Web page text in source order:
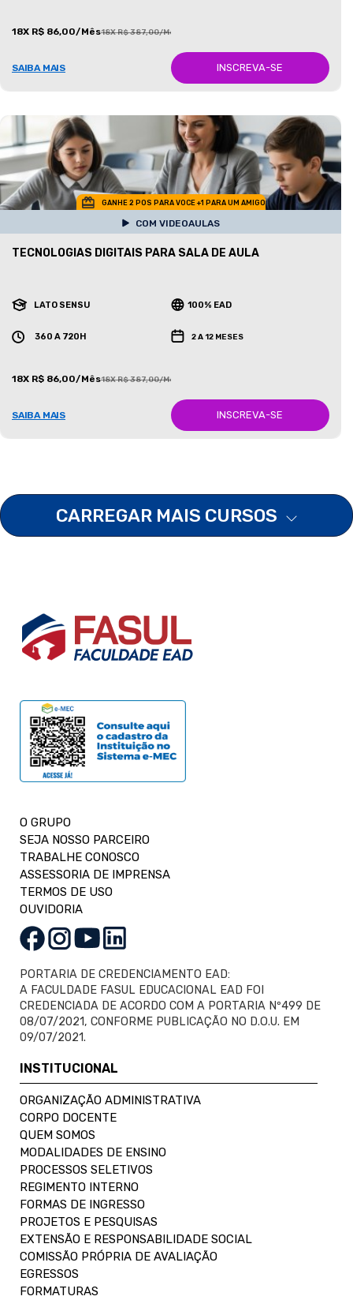
18X R$ 86,00/Mês18X R$ 387,00/Mês
SAIBA MAIS INSCREVA-SE
GANHE 2 POS PARA VOCE +1 PARA UM AMIGO
COM VIDEOAULAS
TECNOLOGIAS DIGITAIS PARA SALA DE AULA
LATO SENSU 100% EAD
360 A 720H 2 A 12 MESES
18X R$ 86,00/Mês18X R$ 387,00/Mês
SAIBA MAIS INSCREVA-SE
CARREGAR MAIS CURSOS
O GRUPO
SEJA NOSSO PARCEIRO
TRABALHE CONOSCO
ASSESSORIA DE IMPRENSA
TERMOS DE USO
OUVIDORIA
PORTARIA DE CREDENCIAMENTO EAD:
A FACULDADE FASUL EDUCACIONAL EAD FOI
CREDENCIADA DE ACORDO COM A PORTARIA Nº499 DE
08/07/2021, CONFORME PUBLICAÇÃO NO D.O.U. EM
09/07/2021.
INSTITUCIONAL
ORGANIZAÇÃO ADMINISTRATIVA
CORPO DOCENTE
QUEM SOMOS
MODALIDADES DE ENSINO
PROCESSOS SELETIVOS
REGIMENTO INTERNO
FORMAS DE INGRESSO
PROJETOS E PESQUISAS
EXTENSÃO E RESPONSABILIDADE SOCIAL
COMISSÃO PRÓPRIA DE AVALIAÇÃO
EGRESSOS
FORMATURAS